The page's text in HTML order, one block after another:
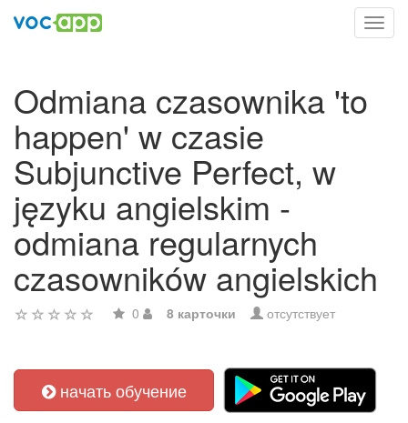
Odmiana czasownika 'to
happen' w czasie
Subjunctive Perfect, w
języku angielskim -
odmiana regularnych
czasowników angielskich
0 8 карточки отсутствует
начать обучение